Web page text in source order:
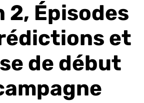
2, Épisodes
et
de début